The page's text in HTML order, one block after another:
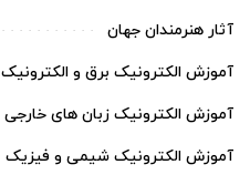
آثار هنرمندان جهان
آموزش الکترونیک برق و الکترونیک
آموزش الکترونیک زبان های خارجی
آموزش الکترونیک شیمی و فیزیک